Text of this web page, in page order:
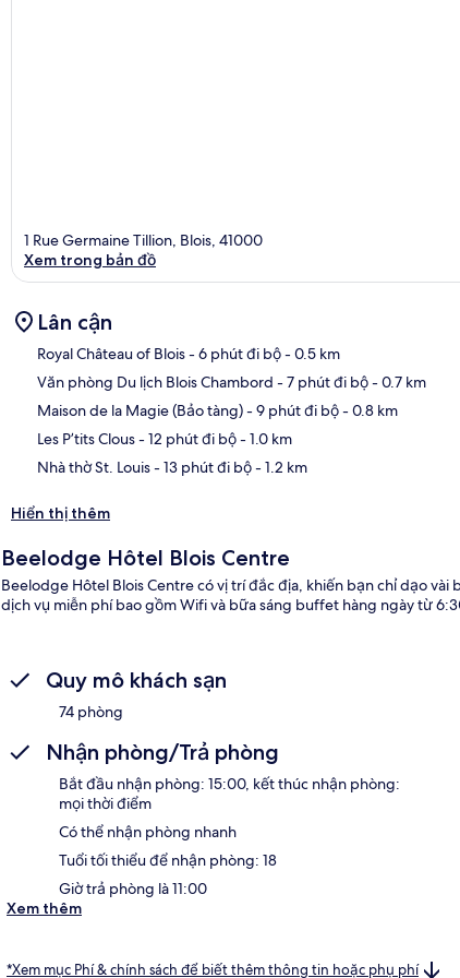
1 Rue Germaine Tillion, Blois, 41000
Xem trong bản đồ
Lân cận
Royal Château of Blois- 6 phút đi bộ- 0.5 km
Văn phòng Du lịch Blois Chambord - 7 phút đi bộ- 0.7 km
Maison de la Magie (Bảo tàng)- 9 phút đi bộ- 0.8 km
Les P’tits Clous- 12 phút đi bộ- 1.0 km
Nhà thờ St. Louis- 13 phút đi bộ- 1.2 km
Hiển thị thêm
Beelodge Hôtel Blois Centre
Beelodge Hôtel Blois Centre có vị trí đắc địa, khiến bạn chỉ dạo
dịch vụ miễn phí bao gồm Wifi và bữa sáng buffet hàng ngày từ
Quy mô khách sạn
74 phòng
Nhận phòng/Trả phòng
Bắt đầu nhận phòng: 15:00, kết thúc nhận phòng:
mọi thời điểm
Có thể nhận phòng nhanh
Tuổi tối thiểu để nhận phòng: 18
Giờ trả phòng là 11:00
Xem thêm
*Xem mục Phí & chính sách để biết thêm thông tin hoặc phụ phí